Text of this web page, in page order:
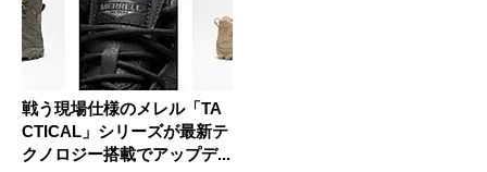
戦う現場仕様のメレル「TA
CTICAL」シリーズが最新テ
クノロジー搭載でアップデ...